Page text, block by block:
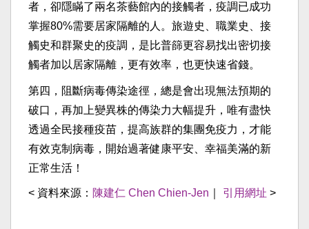
者，卻隱瞞了兩名茶藝館內的接觸者，疫調已成功
掌握80%需要居家隔離的人。旅遊史、職業史、接
觸史和群聚史的疫調，是比普篩更容易找出密切接
觸者加以居家隔離，更有效率，也更快速省錢。
第四，阻斷病毒傳染途徑，總是會出現無法預期的
破口，再加上變異株的傳染力大幅提升，唯有盡快
透過全民接種疫苗，提高族群的集團免疫力，才能
有效克制病毒，開始過著健康平安、幸福美滿的新
正常生活！
< 資料來源： 陳建仁 Chen Chien-Jen 引用網址 >